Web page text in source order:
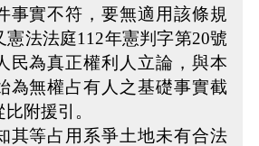
事實不符，要無適用該條規
憲法法庭112年憲判字第20號
民為真正權利人立論，與本
為無權占有人之基礎事實截
附援引。
其等占用系爭土地未有合法